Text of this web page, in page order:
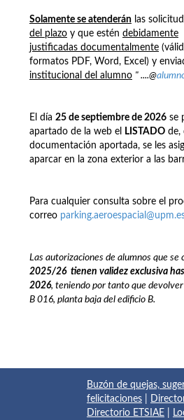
Solamente se atenderán las
del plazo y que estén debidamente
justificadas documentalmente
formatos PDF, Word, Excel) y
institucional del alumno " ....@
El día 25 de septiembre de 2026 se
apartado de la web el
LISTADO de,
documentación aportada, se les
aparcar en la zona exterior a las
Para cualquier consulta sobre el
correo
Las autorizaciones de alumnos que se
2025/26 tienen validez exclusiva
2026, teniendo por tanto que
B 016, planta baja del edificio B.
Buzón de quejas,
felicitaciones
Directorio ETSIAE